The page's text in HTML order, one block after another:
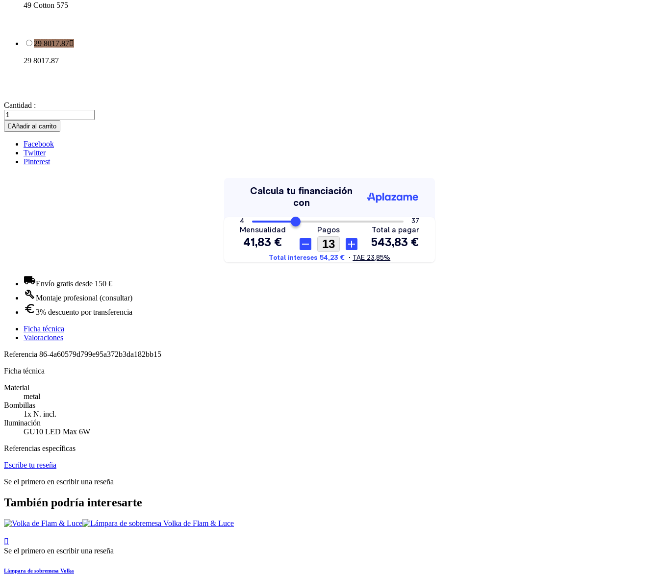
49 Cotton 575
29 8017.87
29 8017.87
Cantidad :
Añadir al carrito
Facebook
Twitter
Pinterest
Envío gratis desde 150 €
Montaje profesional (consultar)
3% descuento por transferencia
Ficha técnica
Valoraciones
Referencia 86-4a60579d799e95a372b3da182bb15
Ficha técnica
Material
metal
Bombillas
1x N. incl.
Iluminación
GU10 LED Max 6W
Referencias específicas
Escribe tu reseña
Se el primero en escribir una reseña
También podría interesarte

Se el primero en escribir una reseña
Lámpara de sobremesa Volka